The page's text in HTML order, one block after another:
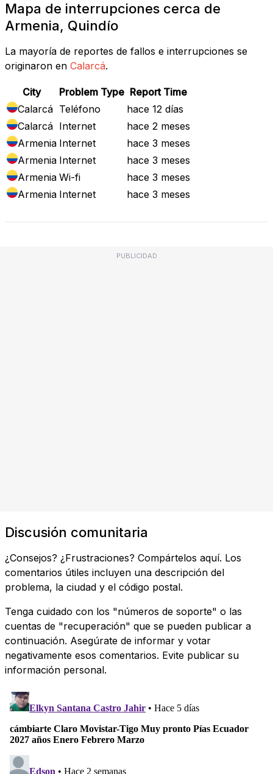
Mapa de interrupciones cerca de
Armenia, Quindío
La mayoría de reportes de fallos e interrupciones se
originaron en Calarcá.
City Problem Type Report Time
Calarcá Teléfono
hace 12 días
Calarcá Internet
hace 2 meses
Armenia Internet
hace 3 meses
Armenia Internet
hace 3 meses
Armenia Wi-fi
hace 3 meses
Armenia Internet hace 3 meses
PUBLICIDAD
Discusión comunitaria
¿Consejos? ¿Frustraciones? Compártelos aquí. Los
comentarios útiles incluyen una descripción del
problema, la ciudad y el código postal.
Tenga cuidado con los "números de soporte" o las
cuentas de "recuperación" que se pueden publicar a
continuación. Asegúrate de informar y votar
negativamente esos comentarios. Evite publicar su
información personal.